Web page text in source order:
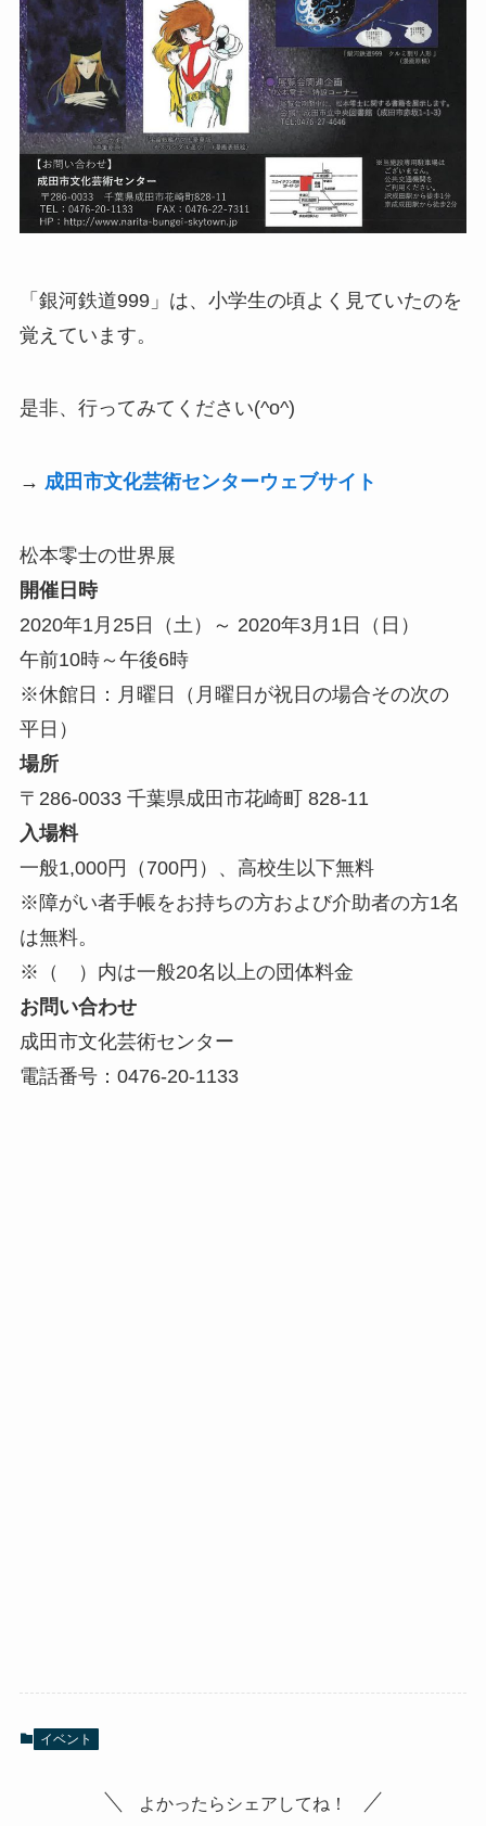
「銀河鉄道999」は、小学生の頃よく見ていたのを
覚えています。
是非、行ってみてください(^o^)
→ 成田市文化芸術センターウェブサイト
松本零士の世界展
開催日時
2020年1月25日（土）～ 2020年3月1日（日）
午前10時～午後6時
※休館日：月曜日（月曜日が祝日の場合その次の
平日）
場所
〒286-0033 千葉県成田市花崎町 828-11
入場料
一般1,000円（700円）、高校生以下無料
※障がい者手帳をお持ちの方および介助者の方1名
は無料。
※（ ）内は一般20名以上の団体料金
お問い合わせ
成田市文化芸術センター
電話番号：0476-20-1133
イベント
よかったらシェアしてね！